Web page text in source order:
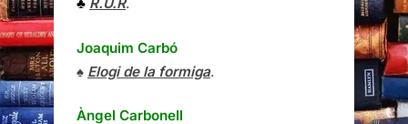
Joaquim Carbó
♠ Elogi de la formiga.
Àngel Carbonell